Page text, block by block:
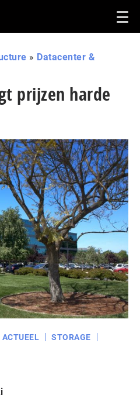
» Datacenter &
prijzen harde
ACTUEEL
STORAGE